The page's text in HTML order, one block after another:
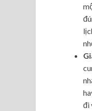
đi